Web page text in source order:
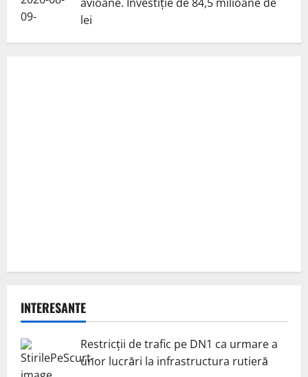
lei
INTERESANTE
Restricții de trafic pe DN1 ca urmare a
unor lucrări la infrastructura rutieră